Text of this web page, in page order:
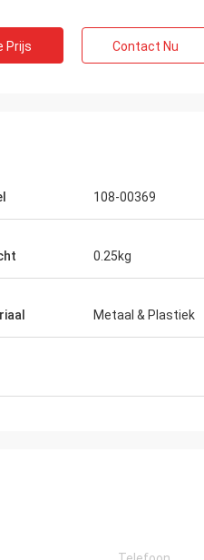
Prijs Contact Nu
108-00369
0.25kg
Metaal & Plastiek